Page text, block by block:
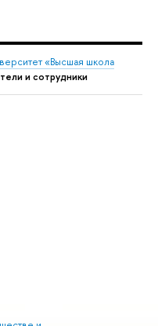
«Высшая школа
и сотрудники